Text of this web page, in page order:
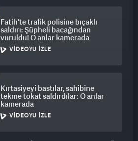
Fatih'te trafik polisine bıçaklı
saldırı: Şüpheli bacağından
vuruldu! O anlar kamerada
VIDEOYU İZLE
Kırtasiyeyi bastılar, sahibine
tekme tokat saldırdılar: O anlar
kamerada
VIDEOYU İZLE